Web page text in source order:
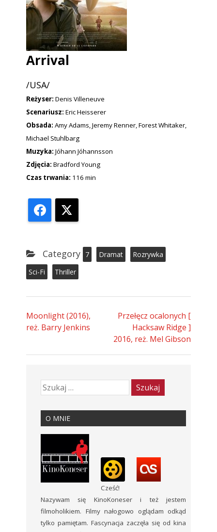
Arrival
/USA/
Reżyser: Denis Villeneuve
Scenariusz: Eric Heisserer
Obsada: Amy Adams, Jeremy Renner, Forest Whitaker,
Michael Stuhlbarg
Muzyka: Jóhann Jóhannsson
Zdjęcia: Bradford Young
Czas trwania: 116 min
Facebook
Category 7 Dramat
Rozrywka
Sci-Fi
Thriller
Moonlight (2016),
reż. Barry Jenkins
Przełęcz ocalonych [
Hacksaw Ridge ]
2016, reż. Mel Gibson
O MNIE
Cześć!
Nazywam się KinoKoneser i też jestem
filmoholikiem. Filmy nałogowo oglądam odkąd
tylko pamiętam. Fascynacja zaczęła się od kina